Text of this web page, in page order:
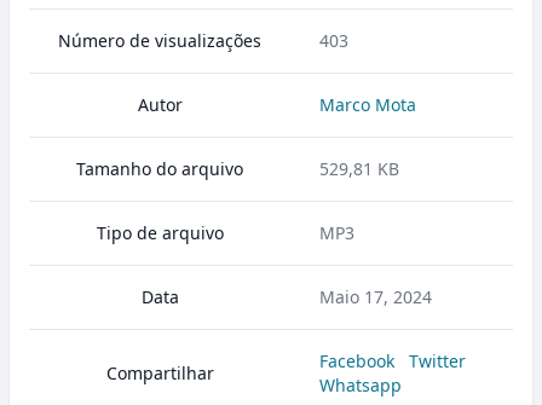
Número de visualizações 403
Autor Marco Mota
Tamanho do arquivo 529,81 KB
Tipo de arquivo MP3
Data Maio 17, 2024
Compartilhar
Facebook
Twitter
Whatsapp